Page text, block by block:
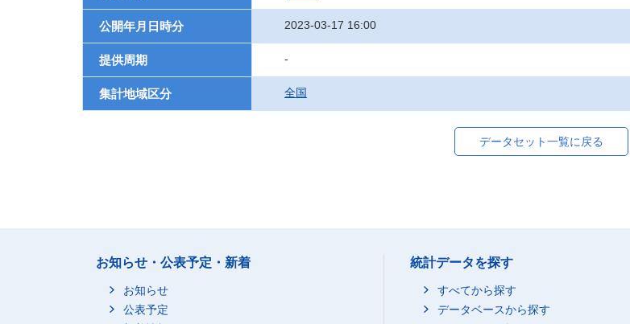
公開年月日時分 2023-03-17 16:00
提供周期 -
集計地域区分 全国
データセット一覧に戻る
お知らせ・公表予定・新着
お知らせ
公表予定
統計データを探す
すべてから探す
データベースから探す